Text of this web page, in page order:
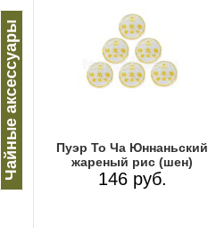
Чайные аксессуары
Пуэр То Ча Юннаньский
жареный рис (шен)
146 руб.